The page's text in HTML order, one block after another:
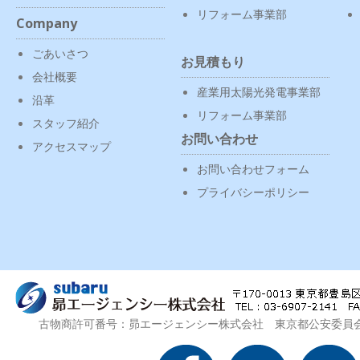
Company
ごあいさつ
会社概要
沿革
スタッフ紹介
アクセスマップ
リフォーム事業部
お見積もり
産業用太陽光発電事業部
リフォーム事業部
お問い合わせ
お問い合わせフォーム
プライバシーポリシー
古物商許可番号：昴エージェンシー株式会社 東京都公安委